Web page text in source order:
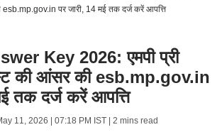
पर जारी, 14 मई तक दर्ज करें आपत्ति
Key 2026: एमपी प्री
की आंसर की esb.mp.gov.in
तक दर्ज करें आपत्ति
11, 2026 | 07:18 PM IST| 2 mins read